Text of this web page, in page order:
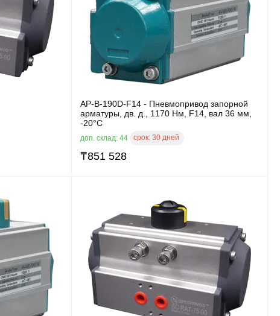
AP-B-190D-F14 - Пневмопривод запорной
арматуры, дв. д., 1170 Нм, F14, вал 36 мм,
-20°C
доп. склад: 44 срок: 30 дней
₸851 528